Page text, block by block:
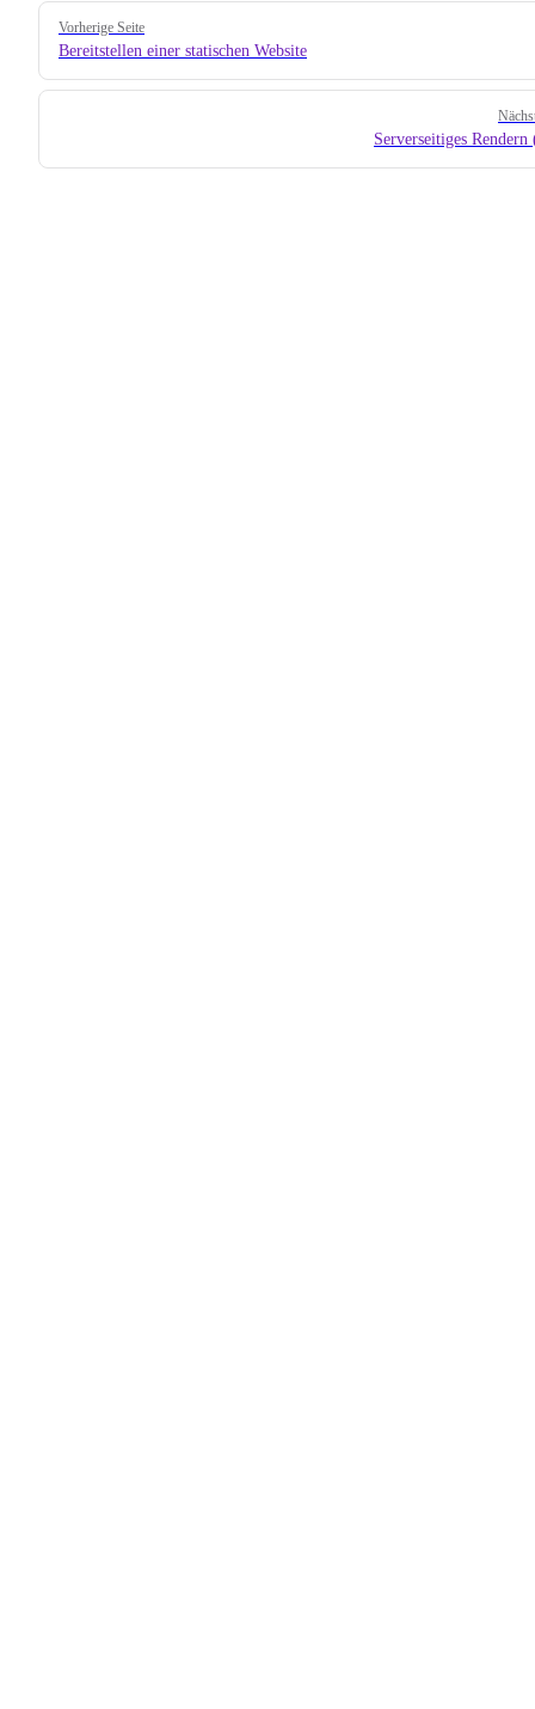
Pager
Vorherige Seite
Bereitstellen einer statischen Website
Serverseitiges Rendern